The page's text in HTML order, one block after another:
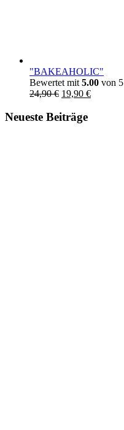
"BAKEAHOLIC"
Bewertet mit 5.00 von 5
24,90€ Ursprünglicher
war:
24,90 €
19,90 €Aktueller
Neueste Beiträge